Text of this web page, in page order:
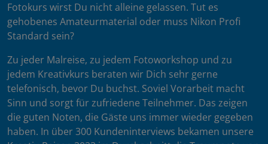
Fotokurs wirst Du nicht alleine gelassen. Tut es
gehobenes Amateurmaterial oder muss Nikon Profi
Standard sein?
Zu jeder Malreise, zu jedem Fotoworkshop und zu
jedem Kreativkurs beraten wir Dich sehr gerne
telefonisch, bevor Du buchst. Soviel Vorarbeit macht
Sinn und sorgt für zufriedene Teilnehmer. Das zeigen
die guten Noten, die Gäste uns immer wieder gegeben
haben. In über 300 Kundeninterviews bekamen unsere